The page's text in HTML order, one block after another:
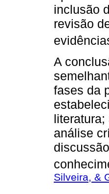
inclusão
revisão
A
fases da
análise
Silveira, &